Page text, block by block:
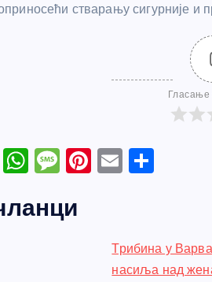
стварању сигурније и
Гласање
Vi W
at
M
ss
Pi
st
E
Трибина у
насиља над